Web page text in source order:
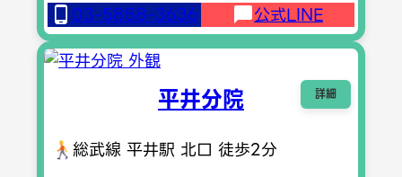
03-5858-3636
公式LINE
詳細
平井分院
総武線 平井駅 北口 徒歩2分